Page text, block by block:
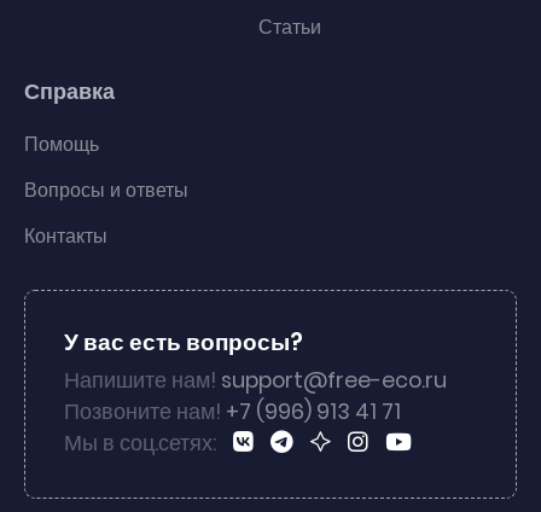
Статьи
Справка
Помощь
Вопросы и ответы
Контакты
У вас есть вопросы?
Напишите нам! support@free-eco.ru
Позвоните нам! +7 (996) 913 41 71
Мы в соц.сетях: